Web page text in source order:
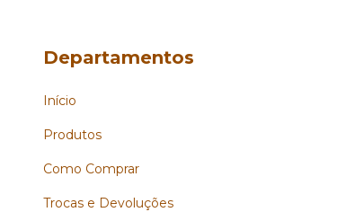
Departamentos
Início
Produtos
Como Comprar
Trocas e Devoluções